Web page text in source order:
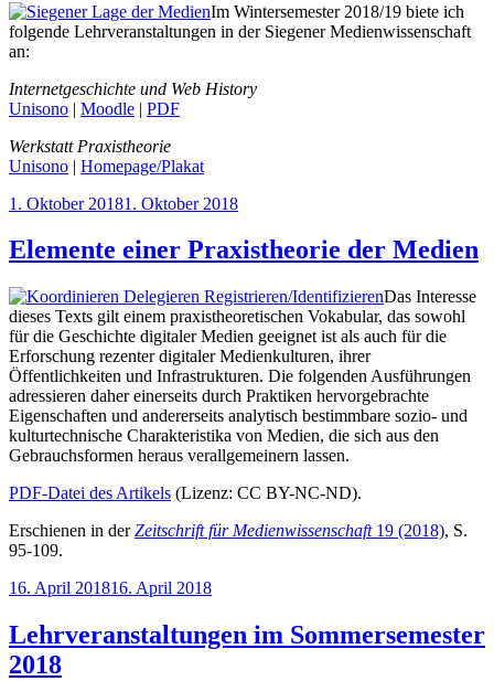
Im Wintersemester 2018/19 biete ich
folgende Lehrveranstaltungen in der Siegener Medienwissenschaft
an:
Internetgeschichte und Web History
Unisono | Moodle | PDF
Werkstatt Praxistheorie
Unisono | Homepage/Plakat
Veröffentlicht
1. Oktober 20181. Oktober 2018
Elemente einer Praxistheorie der Medien
Das Interesse
dieses Texts gilt einem praxistheoretischen Vokabular, das sowohl
für die Geschichte digitaler Medien geeignet ist als auch für die
Erforschung rezenter digitaler Medienkulturen, ihrer
Öffentlichkeiten und Infrastrukturen. Die folgenden Ausführungen
adressieren daher einerseits durch Praktiken hervorgebrachte
Eigenschaften und andererseits analytisch bestimmbare sozio- und
kulturtechnische Charakteristika von Medien, die sich aus den
Gebrauchsformen heraus verallgemeinern lassen.
PDF-Datei des Artikels (Lizenz: CC BY-NC-ND).
Erschienen in derZeitschrift für Medienwissenschaft19 (2018), S.
95-109.
Veröffentlicht
16. April 201816. April 2018
Lehrveranstaltungen im Sommersemester
2018